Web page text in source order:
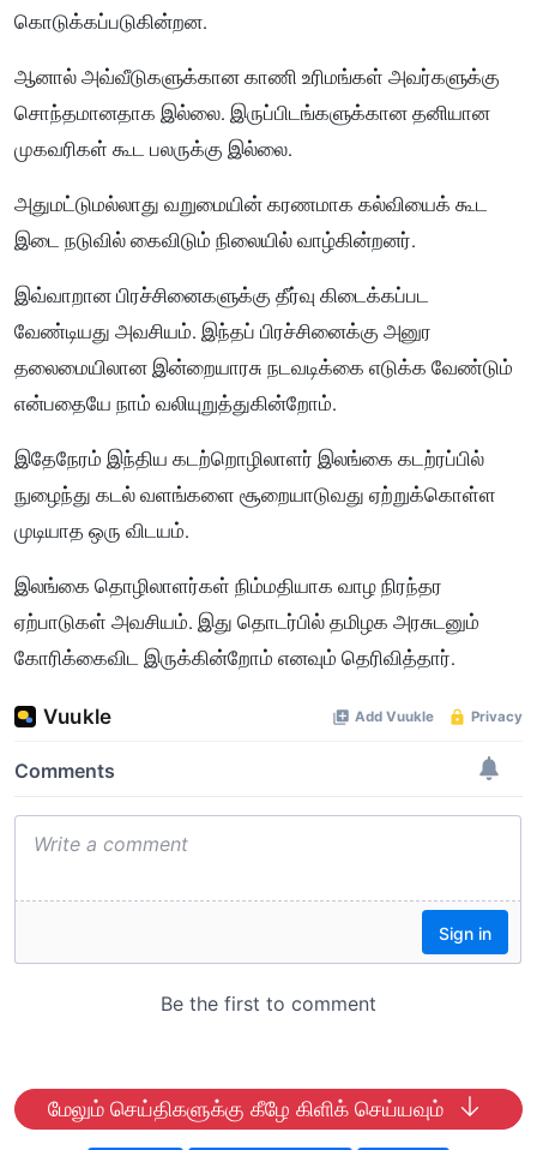
கொடுக்கப்படுகின்றன.
ஆனால் அவ்வீடுகளுக்கான காணி உரிமங்கள் அவர்களுக்கு
சொந்தமானதாக இல்லை. இருப்பிடங்களுக்கான தனியான
முகவரிகள் கூட பலருக்கு இல்லை.
அதுமட்டுமல்லாது வறுமையின் கரணமாக கல்வியைக் கூட
இடை நடுவில் கைவிடும் நிலையில் வாழ்கின்றனர்.
இவ்வாறான பிரச்சினைகளுக்கு தீர்வு கிடைக்கப்பட
வேண்டியது அவசியம். இந்தப் பிரச்சினைக்கு அனுர
தலைமையிலான இன்றையாரசு நடவடிக்கை எடுக்க வேண்டும்
என்பதையே நாம் வலியுறுத்துகின்றோம்.
இதேநேரம் இந்திய கடற்றொழிலாளர் இலங்கை கடற்ரப்பில்
நுழைந்து கடல் வளங்களை சூறையாடுவது ஏற்றுக்கொள்ள
முடியாத ஒரு விடயம்.
இலங்கை தொழிலாளர்கள் நிம்மதியாக வாழ நிரந்தர
ஏற்பாடுகள் அவசியம். இது தொடர்பில் தமிழக அரசுடனும்
கோரிக்கைவிட இருக்கின்றோம் எனவும் தெரிவித்தார்.
மேலும் செய்திகளுக்கு கீழே கிளிக் செய்யவும்